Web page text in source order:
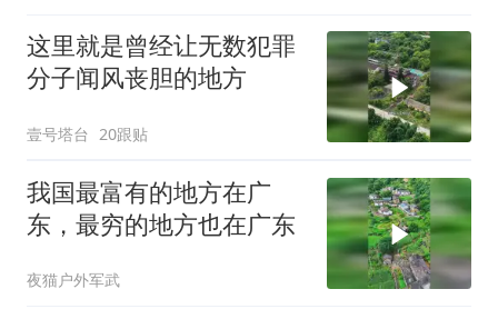
这里就是曾经让无数犯罪
分子闻风丧胆的地方
壹号塔台 20跟贴
我国最富有的地方在广
东，最穷的地方也在广东
夜猫户外军武